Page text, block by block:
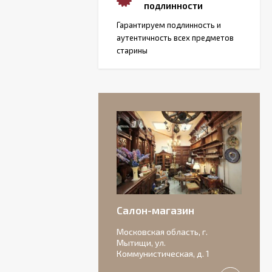
подлинности
Гарантируем подлинность и
аутентичность всех предметов
старины
Салон-магазин
Московская область, г.
Мытищи, ул.
Коммунистическая, д. 1